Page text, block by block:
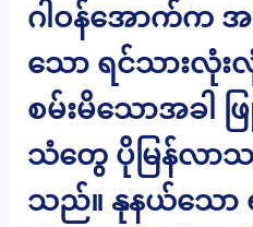
ဂါဝန်အောက်က
သော ရင်သားလုံး
စမ်းမိသောအခါ
သံတွေ ပိုမြန်လာ
သည်။ နုနယ်သော